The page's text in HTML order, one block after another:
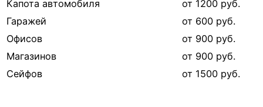
Капота автомобиля
от 1200 руб.
Гаражей
от 600 руб.
Офисов
от 900 руб.
Магазинов
от 900 руб.
Сейфов
от 1500 руб.